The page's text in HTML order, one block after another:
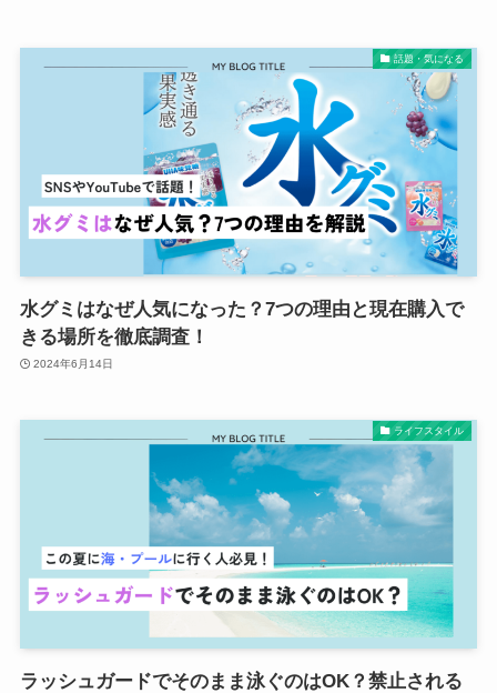
話題・気になる
水グミはなぜ人気になった？7つの理由と現在購入で
きる場所を徹底調査！
2024年6月14日
ライフスタイル
ラッシュガードでそのまま泳ぐのはOK？禁止される